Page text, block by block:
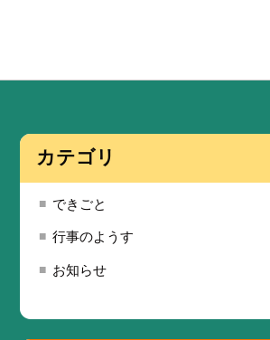
カテゴリ
できごと
行事のようす
お知らせ